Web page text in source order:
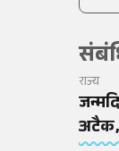
राज्य
अटैक,